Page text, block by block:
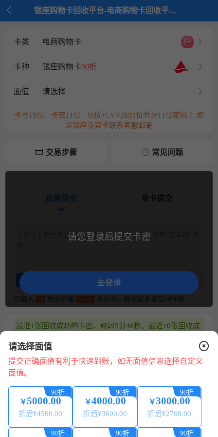
 银座购物卡回收平台-电商购物卡回收平台-京大大回收
卡类 电商购物卡
卡种 银座购物卡90折
面值 请选择
卡号19位、卡密11位 （8位+CVV2码3位共计11位密码 ）如
是银座贵宾卡联系客服邮寄
交易步骤 常见问题
请您登录后提交卡密
去登录
批量提交 单卡提交
卡号与卡密之间请用空格隔开，每张卡占用一行用“回车键”隔
已输入 张总价值 元的卡，每次最多提交1000张
最近1张回收成功的卡密，耗时5分46秒。最近10张回收成
兑换说明
1.平台24小时可提交兑换，可随时提现，系统自动处理。
3.卡券来源正规合法:提现秒到账 微信、支付宝提现0费用。
4.为保证您的账户安全，请配合平台做好相关身份认证，提
现必须保持实名账号一致。
5.本平台只回收合法来源的卡券，严禁使用本平台进行销
赃、诈骗、洗钱等违法犯罪活动。
请选择面值
提交正确面值有利于快速到账，如无面值信息选择自定义
面值。
￥5000.00
折后¥4500.00
90折
￥4000.00
折后¥3600.00
90折
￥3000.00
折后¥2700.00
90折
90折 90折 90折